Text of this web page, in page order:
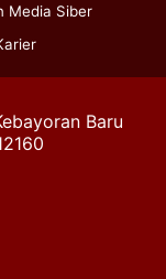
Media Siber
Baru